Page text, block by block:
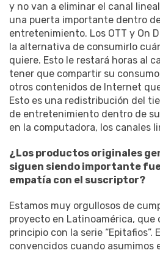
y no van a eliminar el canal
una puerta importante dentro
entretenimiento. Los OTT y On
la alternativa de consumirlo
quiere. Esto le restará horas al
tener que compartir su
otros contenidos de Internet
Esto es una redistribución del
de entretenimiento dentro de
en la computadora, los canales
¿Los productos originales
siguen siendo importante
empatía con el suscriptor?
Estamos muy orgullosos de
proyecto en Latinoamérica, que
principio con la serie
convencidos cuando asumimos